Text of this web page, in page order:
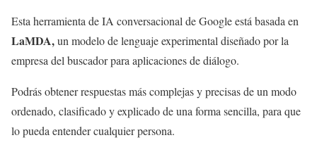
Esta herramienta de IA conversacional de Google está basada en
LaMDA,un modelo de lenguaje experimental diseñado por la
empresa del buscador para aplicaciones de diálogo.
Podrás obtener respuestas más complejas y precisas de un modo
ordenado, clasificado y explicado de una forma sencilla, para que
lo pueda entender cualquier persona.